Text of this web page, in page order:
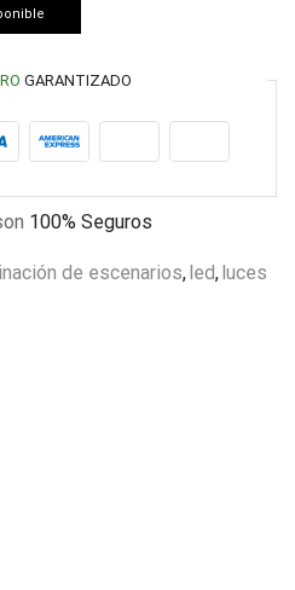
GARANTIZADO
100% Seguros
de escenarios,led,luces